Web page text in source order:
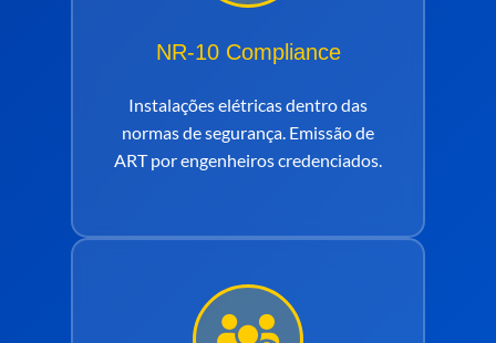
NR-10 Compliance
Instalações elétricas dentro das
normas de segurança. Emissão de
ART por engenheiros credenciados.